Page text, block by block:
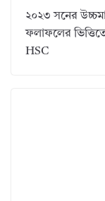
২০২৩ সনের
ফলাফলের ভিত্তিতে
HSC